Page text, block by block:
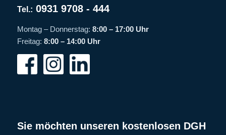
Tel.: 0931 9708 - 444
Montag – Donnerstag: 8:00 – 17:00 Uhr
Freitag: 8:00 – 14:00 Uhr
Sie möchten unseren kostenlosen DGH